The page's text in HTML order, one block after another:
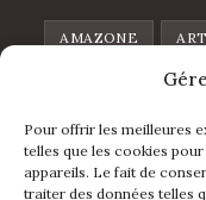
Pour offrir les meilleures
telles que les cookies
appareils. Le fait de
traiter des données telles
AMAZONE
CHAT
CŒUR SAUVAGE
FLOWERS